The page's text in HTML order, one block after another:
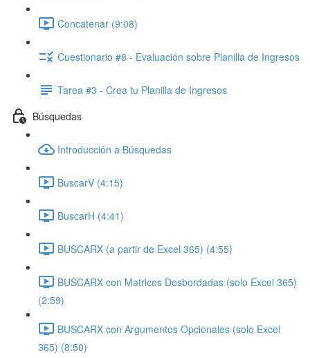
Concatenar (9:08)
Cuestionario #8 - Evaluación sobre Planilla de Ingresos
Tarea #3 - Crea tu Planilla de Ingresos
Búsquedas
Introducción a Búsquedas
BuscarV (4:15)
BuscarH (4:41)
BUSCARX (a partir de Excel 365) (4:55)
BUSCARX con Matrices Desbordadas (solo Excel 365)
(2:59)
BUSCARX con Argumentos Opcionales (solo Excel
365) (8:50)